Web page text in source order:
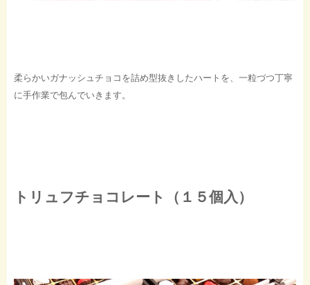
柔らかいガナッシュチョコを詰め型抜きしたハートを、一粒づつ丁寧
に手作業で包んでいきます。
トリュフチョコレート（１５個入）